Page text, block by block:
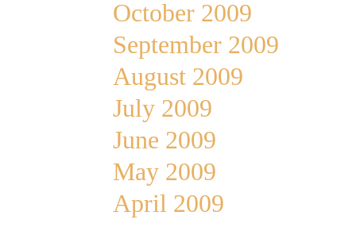
October 2009
September 2009
August 2009
July 2009
June 2009
May 2009
April 2009